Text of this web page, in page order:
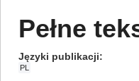
Pełne
Języki publikacji
PL